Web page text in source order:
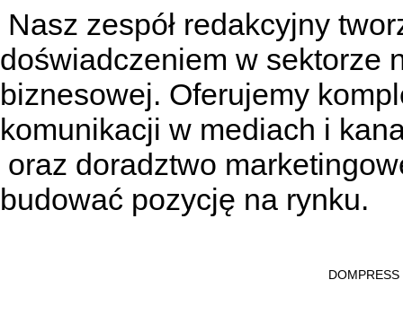
Nasz zespół redakcyjny
doświadczeniem w sektorze
biznesowej. Oferujemy
komunikacji w mediach i
oraz doradztwo
budować pozycję na rynku.